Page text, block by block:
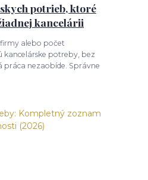
potrieb, ktoré
kancelárii
alebo počet
kancelárske potreby, bez
práca nezaobíde. Správne